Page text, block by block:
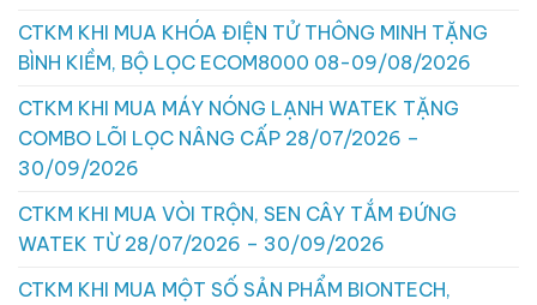
CTKM KHI MUA KHÓA ĐIỆN TỬ THÔNG MINH TẶNG
BÌNH KIỀM, BỘ LỌC ECOM8000 08-09/08/2026
CTKM KHI MUA MÁY NÓNG LẠNH WATEK TẶNG
COMBO LÕI LỌC NÂNG CẤP 28/07/2026 –
30/09/2026
CTKM KHI MUA VÒI TRỘN, SEN CÂY TẮM ĐỨNG
WATEK TỪ 28/07/2026 – 30/09/2026
CTKM KHI MUA MỘT SỐ SẢN PHẨM BIONTECH,